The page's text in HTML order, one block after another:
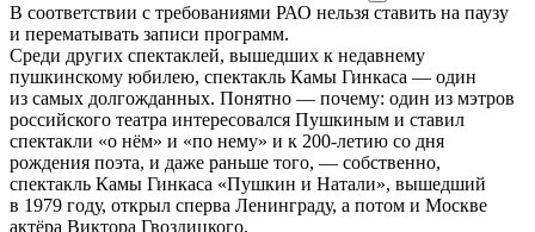
В соответствии с требованиями РАО нельзя ставить на паузу
и перематывать записи программ.
Среди других спектаклей, вышедших к недавнему
пушкинскому юбилею, спектакль Камы Гинкаса — один
из самых долгожданных. Понятно — почему: один из мэтров
российского театра интересовался Пушкиным и ставил
спектакли «о нём» и «по нему» и к 200-летию со дня
рождения поэта, и даже раньше того, — собственно,
спектакль Камы Гинкаса «Пушкин и Натали», вышедший
в 1979 году, открыл сперва Ленинграду, а потом и Москве
актёра Виктора Гвоздицкого.